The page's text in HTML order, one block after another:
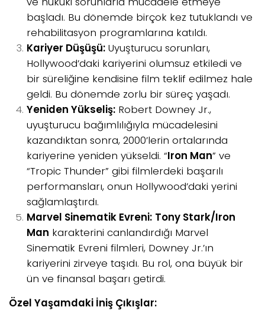
başladı. Bu dönemde birçok kez tutuklandı ve
rehabilitasyon programlarına katıldı.
Kariyer Düşüşü: Uyuşturucu sorunları,
Hollywood’daki kariyerini olumsuz etkiledi ve
bir süreliğine kendisine film teklif edilmez hale
geldi. Bu dönemde zorlu bir süreç yaşadı.
Yeniden Yükseliş: Robert Downey Jr.,
uyuşturucu bağımlılığıyla mücadelesini
kazandıktan sonra, 2000’lerin ortalarında
kariyerine yeniden yükseldi. “Iron Man” ve
“Tropic Thunder” gibi filmlerdeki başarılı
performansları, onun Hollywood’daki yerini
sağlamlaştırdı.
Marvel Sinematik Evreni: Tony Stark/Iron
Man karakterini canlandırdığı Marvel
Sinematik Evreni filmleri, Downey Jr.’ın
kariyerini zirveye taşıdı. Bu rol, ona büyük bir
ün ve finansal başarı getirdi.
Özel Yaşamdaki İniş Çıkışlar: